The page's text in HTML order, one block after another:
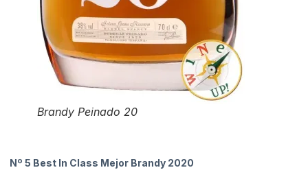
Brandy Peinado 20
Nº 5 Best In Class Mejor Brandy 2020